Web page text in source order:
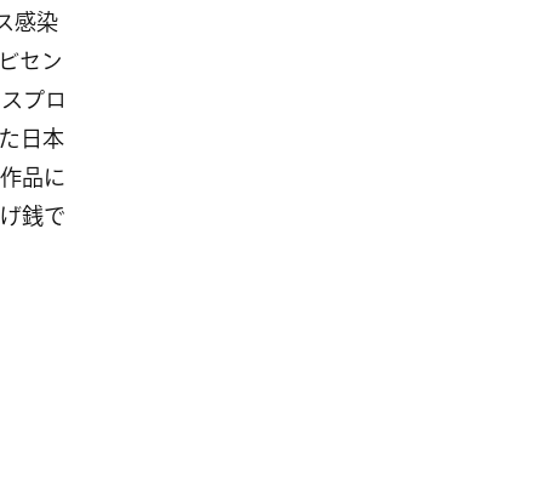
感染
セン
プロ
日本
品に
銭で